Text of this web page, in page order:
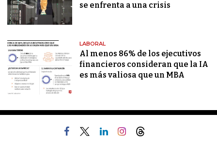
se enfrenta a una crisis
LABORAL
Al menos 86% de los ejecutivos
financieros consideran que la IA
es más valiosa que un MBA